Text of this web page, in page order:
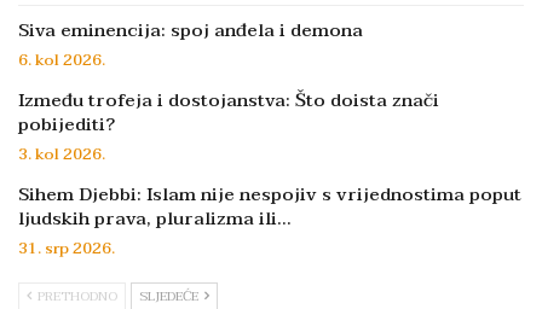
Siva eminencija: spoj anđela i demona
6. kol 2026.
Između trofeja i dostojanstva: Što doista znači
pobijediti?
3. kol 2026.
Sihem Djebbi: Islam nije nespojiv s vrijednostima poput
ljudskih prava, pluralizma ili…
31. srp 2026.
PRETHODNO SLJEDEĆE